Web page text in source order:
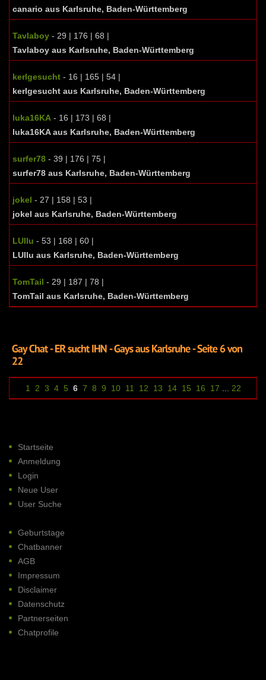
canario aus Karlsruhe, Baden-Württemberg
Tavlaboy - 29 | 176 | 68 |
Tavlaboy aus Karlsruhe, Baden-Württemberg
kerlgesucht - 16 | 165 | 54 |
kerlgesucht aus Karlsruhe, Baden-Württemberg
luka16KA - 16 | 173 | 68 |
luka16KA aus Karlsruhe, Baden-Württemberg
surfer78 - 39 | 176 | 75 |
surfer78 aus Karlsruhe, Baden-Württemberg
jokel - 27 | 158 | 53 |
jokel aus Karlsruhe, Baden-Württemberg
LUIlu - 53 | 168 | 60 |
LUIlu aus Karlsruhe, Baden-Württemberg
TomTail - 29 | 187 | 78 |
TomTail aus Karlsruhe, Baden-Württemberg
1 2 3 4 5 6 7 8 9 10 11 12 13 14 15 16 17 22
Startseite
Anmeldung
Login
Neue User
User Suche
Geburtstage
Chatbanner
AGB
Impressum
Disclaimer
Datenschutz
Partnerseiten
Chatprofile